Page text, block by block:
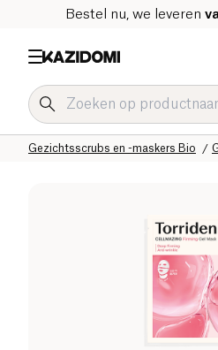
Bestel nu, we leveren
Gezichtsscrubs en -maskers Bio
Hygiëne & Schoonheid
Home